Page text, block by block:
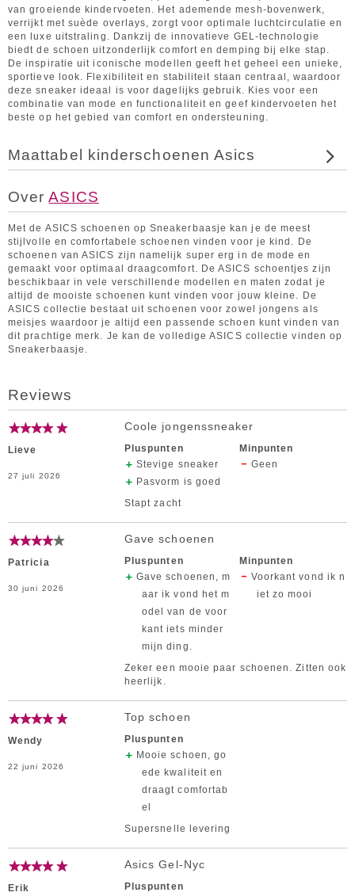
van groeiende kindervoeten. Het ademende mesh-bovenwerk,
verrijkt met suède overlays, zorgt voor optimale luchtcirculatie en
een luxe uitstraling. Dankzij de innovatieve GEL-technologie
biedt de schoen uitzonderlijk comfort en demping bij elke stap.
De inspiratie uit iconische modellen geeft het geheel een unieke,
sportieve look. Flexibiliteit en stabiliteit staan centraal, waardoor
deze sneaker ideaal is voor dagelijks gebruik. Kies voor een
combinatie van mode en functionaliteit en geef kindervoeten het
beste op het gebied van comfort en ondersteuning.
Maattabel kinderschoenen Asics
OverASICS
Met de ASICS schoenen op Sneakerbaasje kan je de meest
stijlvolle en comfortabele schoenen vinden voor je kind. De
schoenen van ASICS zijn namelijk super erg in de mode en
gemaakt voor optimaal draagcomfort. De ASICS schoentjes zijn
beschikbaar in vele verschillende modellen en maten zodat je
altijd de mooiste schoenen kunt vinden voor jouw kleine. De
ASICS collectie bestaat uit schoenen voor zowel jongens als
meisjes waardoor je altijd een passende schoen kunt vinden van
dit prachtige merk. Je kan de volledige ASICS collectie vinden op
Sneakerbaasje.
Reviews
Lieve
27 juli 2026
Coole jongenssneaker
Pluspunten
Stevige sneaker
Pasvorm is goed
Minpunten
Geen
Stapt zacht
Patricia
30 juni 2026
Gave schoenen
Pluspunten
Gave schoenen, m
aar ik vond het m
odel van de voor
kant iets minder
mijn ding.
Minpunten
Voorkant vond ik n
iet zo mooi
Zeker een mooie paar schoenen. Zitten ook
heerlijk.
Wendy
22 juni 2026
Top schoen
Pluspunten
Mooie schoen, go
ede kwaliteit en
draagt comfortab
el
Supersnelle levering
Erik
Asics Gel-Nyc
Pluspunten